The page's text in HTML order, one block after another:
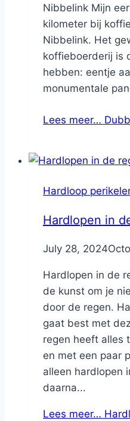
Nibbelink Mijn
kilometer bij
Nibbelink. Het
koffieboerderij is
hebben: eentje
monumentale
Lees meer…
Hardloop
Hardlopen in
ByNicole
July 28, 2024
Hardlopen in de
de kunst om je
door de regen.
gaat best met
regen heeft alles
en met een paar
alleen hardlopen
daarna...
Lees meer…